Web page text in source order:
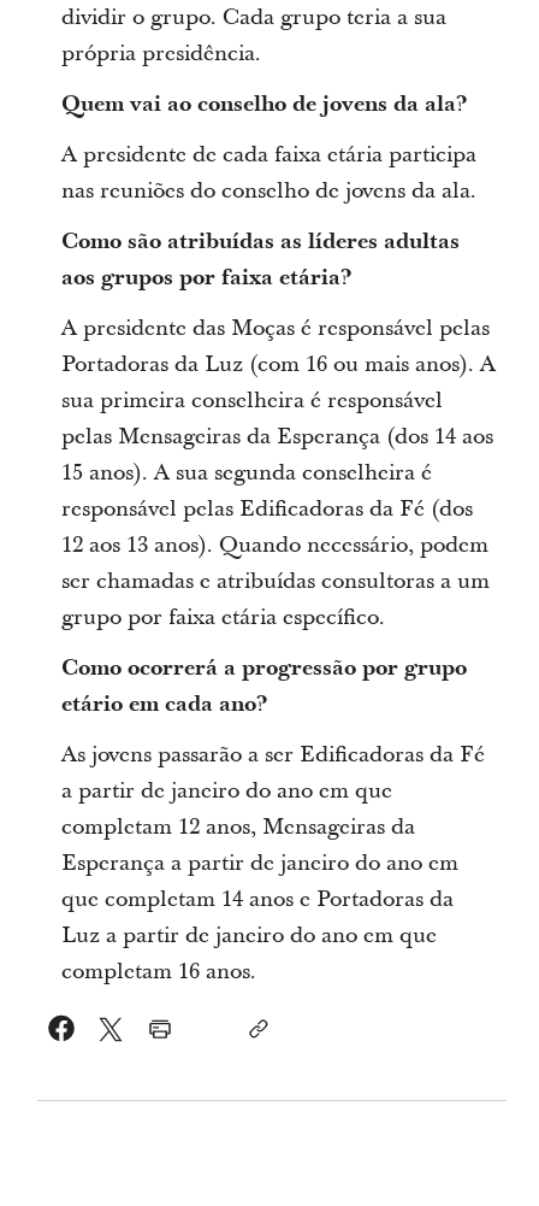
dividir o grupo. Cada grupo teria a sua
própria presidência.
Quem vai ao conselho de jovens da ala?
A presidente de cada faixa etária participa
nas reuniões do conselho de jovens da ala.
Como são atribuídas as líderes adultas
aos grupos por faixa etária?
A presidente das Moças é responsável pelas
Portadoras da Luz (com 16 ou mais anos). A
sua primeira conselheira é responsável
pelas Mensageiras da Esperança (dos 14 aos
15 anos). A sua segunda conselheira é
responsável pelas Edificadoras da Fé (dos
12 aos 13 anos). Quando necessário, podem
ser chamadas e atribuídas consultoras a um
grupo por faixa etária específico.
Como ocorrerá a progressão por grupo
etário em cada ano?
As jovens passarão a ser Edificadoras da Fé
a partir de janeiro do ano em que
completam 12 anos, Mensageiras da
Esperança a partir de janeiro do ano em
que completam 14 anos e Portadoras da
Luz a partir de janeiro do ano em que
completam 16 anos.